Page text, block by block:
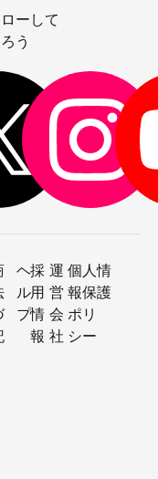
ーして
う
ヘ
ル
プ
採
用
情
報
運
営
会
社
個人情
報保護
ポリ
シー